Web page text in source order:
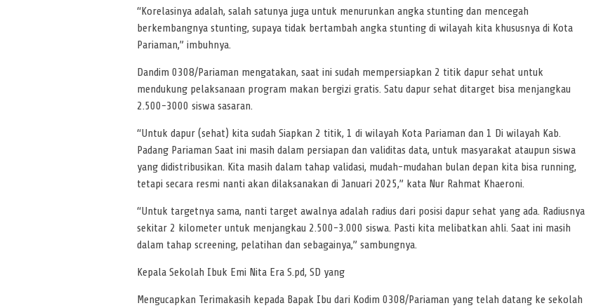
“Korelasinya adalah, salah satunya juga untuk menurunkan angka stunting dan mencegah
berkembangnya stunting, supaya tidak bertambah angka stunting di wilayah kita khususnya di Kota
Pariaman,” imbuhnya.
Dandim 0308/Pariaman mengatakan, saat ini sudah mempersiapkan 2 titik dapur sehat untuk
mendukung pelaksanaan program makan bergizi gratis. Satu dapur sehat ditarget bisa menjangkau
2.500-3000 siswa sasaran.
“Untuk dapur (sehat) kita sudah Siapkan 2 titik, 1 di wilayah Kota Pariaman dan 1 Di wilayah Kab.
Padang Pariaman Saat ini masih dalam persiapan dan validitas data, untuk masyarakat ataupun siswa
yang didistribusikan. Kita masih dalam tahap validasi, mudah-mudahan bulan depan kita bisa running,
tetapi secara resmi nanti akan dilaksanakan di Januari 2025,” kata Nur Rahmat Khaeroni.
“Untuk targetnya sama, nanti target awalnya adalah radius dari posisi dapur sehat yang ada. Radiusnya
sekitar 2 kilometer untuk menjangkau 2.500-3.000 siswa. Pasti kita melibatkan ahli. Saat ini masih
dalam tahap screening, pelatihan dan sebagainya,” sambungnya.
Kepala Sekolah Ibuk Emi Nita Era S.pd, SD yang
Mengucapkan Terimakasih kepada Bapak Ibu dari Kodim 0308/Pariaman yang telah datang ke sekolah